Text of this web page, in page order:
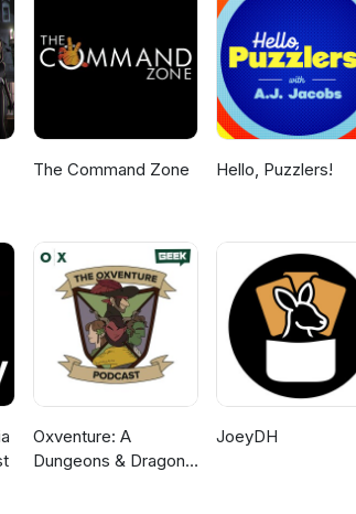
The Command Zone Hello, Puzzlers!
Oxventure: A
Dungeons & Dragons
JoeyDH